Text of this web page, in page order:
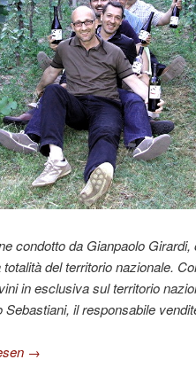
condotto da Gianpaolo
totalità del territorio nazionale.
in esclusiva sul territorio
Sebastiani, il responsabile
→